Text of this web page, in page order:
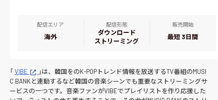
配信エリア
海外
配信形態
ダウンロード
ストリーミング
販売開始
最短 3日間
「VIBE
」は、韓国をのK-POPトレンド情報を放送するTV番組のMUSI
C BANKと連動するなど韓国の音楽シーンでも重要なストリーミングサ
ービスの一つです。音楽ファンがVIBEでプレイリストを作り応援した